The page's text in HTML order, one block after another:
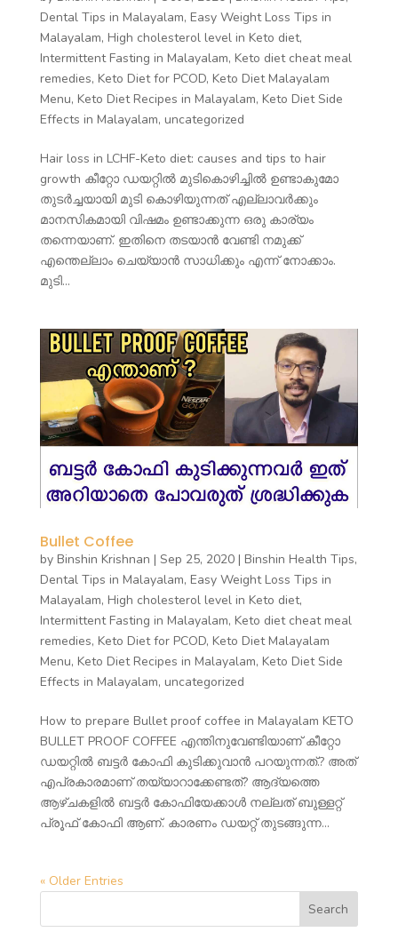
Dental Tips in Malayalam, Easy Weight Loss Tips in
Malayalam, High cholesterol level in Keto diet,
Intermittent Fasting in Malayalam, Keto diet cheat meal
remedies, Keto Diet for PCOD, Keto Diet Malayalam
Menu, Keto Diet Recipes in Malayalam, Keto Diet Side
Effects in Malayalam, uncategorized
Hair loss in LCHF-Keto diet: causes and tips to hair
growth കീറ്റോ ഡയറ്റിൽ മുടികൊഴിച്ചിൽ ഉണ്ടാകുമോ
തുടർച്ചയായി മുടി കൊഴിയുന്നത് എല്ലാവർക്കും
മാനസികമായി വിഷമം ഉണ്ടാക്കുന്ന ഒരു കാര്യം
തന്നെയാണ്. ഇതിനെ തടയാൻ വേണ്ടി നമുക്ക്
എന്തെല്ലാം ചെയ്യാൻ സാധിക്കും എന്ന് നോക്കാം.
മുടി...
Bullet Coffee
by Binshin Krishnan | Sep 25, 2020| Binshin Health Tips,
Dental Tips in Malayalam, Easy Weight Loss Tips in
Malayalam, High cholesterol level in Keto diet,
Intermittent Fasting in Malayalam, Keto diet cheat meal
remedies, Keto Diet for PCOD, Keto Diet Malayalam
Menu, Keto Diet Recipes in Malayalam, Keto Diet Side
Effects in Malayalam, uncategorized
How to prepare Bullet proof coffee in Malayalam KETO
BULLET PROOF COFFEE എന്തിനുവേണ്ടിയാണ് കീറ്റോ
ഡയറ്റിൽ ബട്ടർ കോഫി കുടിക്കുവാൻ പറയുന്നത്.? അത്
എപ്രകാരമാണ് തയ്യാറാക്കേണ്ടത്? ആദ്യത്തെ
ആഴ്ചകളിൽ ബട്ടർ കോഫിയേക്കാൾ നല്ലത് ബുള്ളറ്റ്
പ്രൂഫ് കോഫി ആണ്. കാരണം ഡയറ്റ് തുടങ്ങുന്ന...
« Older Entries